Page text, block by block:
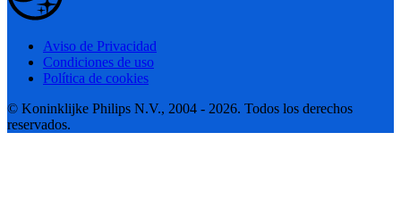
Aviso de Privacidad
Condiciones de uso
Política de cookies
© Koninklijke Philips N.V., 2004 - 2026. Todos los derechos
reservados.